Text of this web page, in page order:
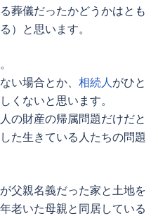
葬儀だったかどうかはとも
）と思います。
い場合とか、 相続人 がひと
くないと思います。
の財産の帰属問題だけだと
た生きている人たちの問題
父親名義だった家と土地を
老いた母親と同居している